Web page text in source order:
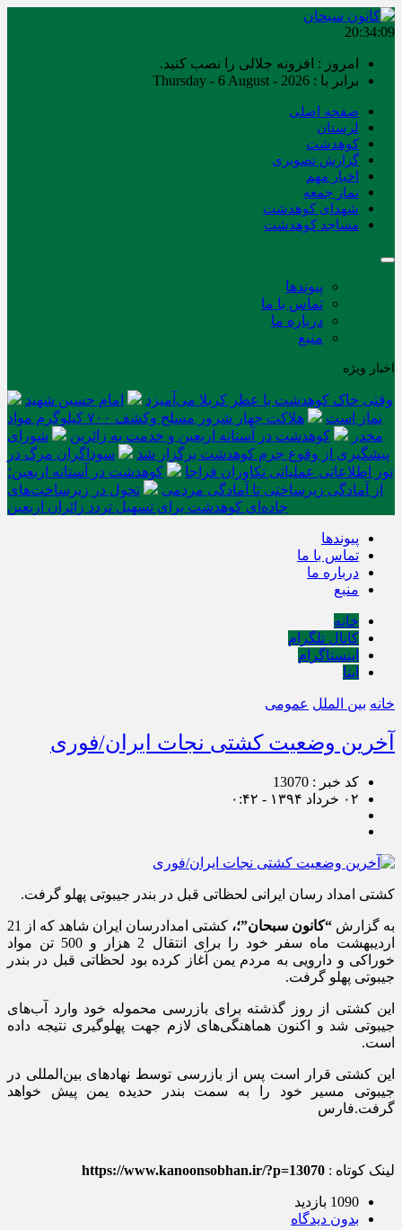
20:34:09
امروز : افزونه جلالی را نصب کنید.
برابر با : Thursday - 6 August - 2026
صفحه اصلی
لرستان
کوهدشت
گزارش تصویری
اخبار مهم
نماز جمعه
شهدای کوهدشت
مساجد کوهدشت
پیوندها
تماس با ما
درباره ما
منبع
اخبار ویژه
وقتی خاک کوهدشت با عطر کربلا می‌آمیزد
امام حسین شهید
نماز است
هلاکت چهار شرور مسلح وکشف ۷۰۰ کیلوگرم مواد
مخدر
کوهدشت در آستانه اربعین و خدمت‌ به زائرین
شورای
پیشگیری از وقوع جرم کوهدشت برگزار شد
سوداگران مرگ در
تور اطلاعاتی عملیاتی تکاوران فراجا
کوهدشت در آستانه اربعین؛
از آمادگی زیرساختی تا آمادگی مردمی
تحول در زیرساخت‌های
جاده‌ای کوهدشت برای تسهیل تردد زائران اربعین
پیوندها
تماس با ما
درباره ما
منبع
خانه
کانال تلگرام
اینستاگرام
ایتا
خانه بین الملل عمومی
آخرین وضعیت کشتی نجات ایران/فوری
کد خبر : 13070
۰۲ خرداد ۱۳۹۴ - ۰:۴۲
کشتی امداد رسان ایرانی لحظاتی قبل در بندر جیبوتی پهلو گرفت.
به گزارش “کانون سبحان”؛،
کشتی امدادرسان ایران شاهد که از 21
اردیبهشت ماه سفر خود را برای انتقال 2 هزار و 500 تن مواد
خوراکی و دارویی به مردم یمن آغاز کرده بود لحظاتی قبل در بندر
جیبوتی پهلو گرفت.
این کشتی از روز گذشته برای بازرسی محموله خود وارد آب‌های
جیبوتی شد و اکنون هماهنگی‌های لازم جهت پهلوگیری نتیجه داده
است.
این کشتی قرار است پس از بازرسی توسط نهادهای بین‌المللی در
جیبوتی مسیر خود را به سمت بندر حدیده یمن پیش خواهد
گرفت.فارس
لینک کوتاه : https://www.kanoonsobhan.ir/?p=13070
1090 بازدید
بدون دیدگاه